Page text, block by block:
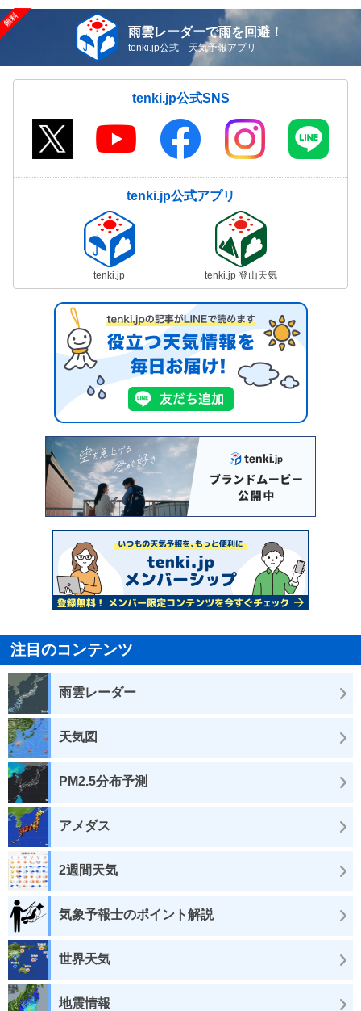
雨雲レーダーで雨を回避！
tenki.jp公式 天気予報アプリ
tenki.jp公式SNS
tenki.jp公式アプリ
tenki.jp tenki.jp 登山天気
注目のコンテンツ
雨雲レーダー
天気図
PM2.5分布予測
アメダス
2週間天気
気象予報士のポイント解説
世界天気
地震情報